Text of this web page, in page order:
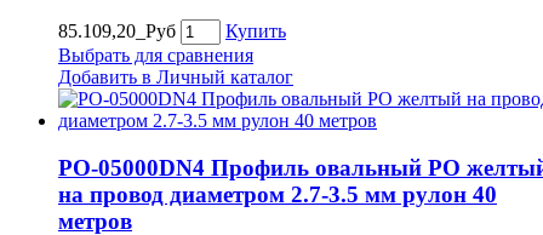
85.109,20_Руб
Купить
Выбрать для сравнения
Добавить в Личный каталог
PO-05000DN4 Профиль овальный PO
на провод диаметром 2.7-3.5 мм рулон 40
метров